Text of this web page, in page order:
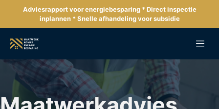
de
inhoud
Adviesrapport voor energiebesparing * Direct inspectie
inplannen * Snelle afhandeling voor subsidie